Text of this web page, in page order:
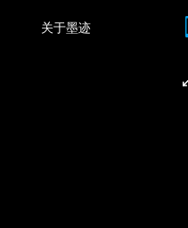
关于墨迹